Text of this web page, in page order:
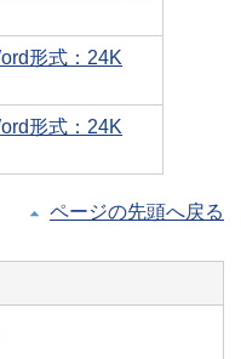
形式：24K
形式：24K
ページの先頭へ戻る